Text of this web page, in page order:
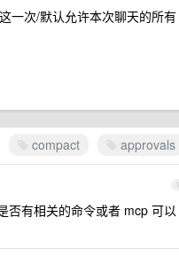
一次/默认允许本次聊天的所有
compact approvals
1
否有相关的命令或者 mcp 可以